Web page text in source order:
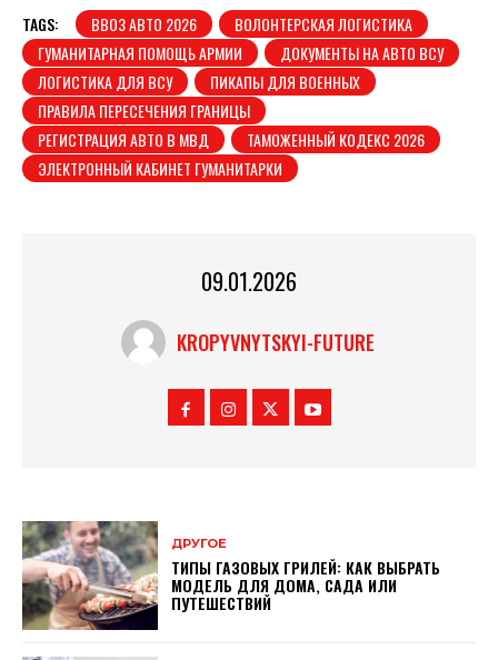
TAGS: ВВОЗ АВТО 2026
ВОЛОНТЕРСКАЯ ЛОГИСТИКА
ГУМАНИТАРНАЯ ПОМОЩЬ АРМИИ
ДОКУМЕНТЫ НА АВТО ВСУ
ЛОГИСТИКА ДЛЯ ВСУ
ПИКАПЫ ДЛЯ ВОЕННЫХ
ПРАВИЛА ПЕРЕСЕЧЕНИЯ ГРАНИЦЫ
РЕГИСТРАЦИЯ АВТО В МВД
ТАМОЖЕННЫЙ КОДЕКС 2026
ЭЛЕКТРОННЫЙ КАБИНЕТ ГУМАНИТАРКИ
09.01.2026
KROPYVNYTSKYI-FUTURE
ДРУГОЕ
ТИПЫ ГАЗОВЫХ ГРИЛЕЙ: КАК ВЫБРАТЬ
МОДЕЛЬ ДЛЯ ДОМА, САДА ИЛИ
ПУТЕШЕСТВИЙ